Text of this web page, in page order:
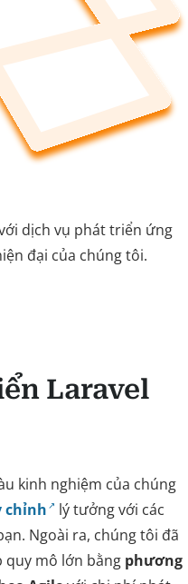
dịch vụ phát triển ứng
đại của chúng tôi.
Laravel
kinh nghiệm của chúng
chỉnh
lý tưởng với các
Ngoài ra, chúng tôi đã
quy mô lớn bằng phương